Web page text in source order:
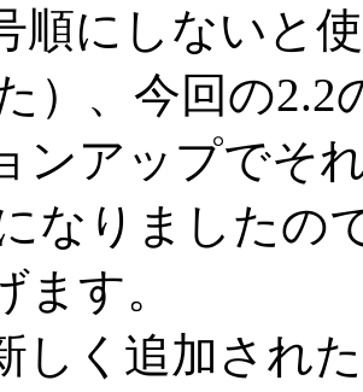
順にしないと
）、今回の2.2
ンアップでそ
なりましたの
ます。
く追加された